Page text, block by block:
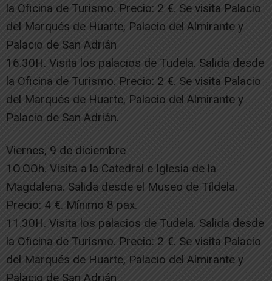
la Oficina de Turismo. Precio: 2 €. Se visita Palacio
del Marqués de Huarte, Palacio del Almirante y
Palacio de San Adrián
16.30H. Visita los palacios de Tudela. Salida desde
la Oficina de Turismo. Precio: 2 €. Se visita Palacio
del Marqués de Huarte, Palacio del Almirante y
Palacio de San Adrián.
Viernes, 9 de diciembre
1O.OOh. Visita a la Catedral e Iglesia de la
Magdalena. Salida desde el Museo de Tíldela.
Precio: 4 €. Mínimo 8 pax.
11.30H. Visita los palacios de Tudela. Salida desde
la Oficina de Turismo. Precio: 2 €. Se visita Palacio
del Marqués de Huarte, Palacio del Almirante y
Palacio de San Adrián